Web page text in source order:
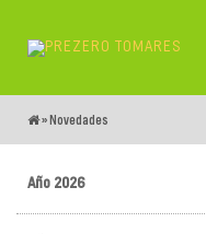
» Novedades
Año 2026